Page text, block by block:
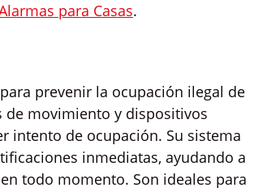
para Casas.
prevenir la ocupación ilegal de
de movimiento y dispositivos
intento de ocupación. Su sistema
inmediatas, ayudando a
todo momento. Son ideales para